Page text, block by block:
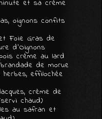
et sa crème
oignons confits
Foie Gras de
d’Oignons
crème au lard
de morue
effilochée
crème de
chaud)
au safran et